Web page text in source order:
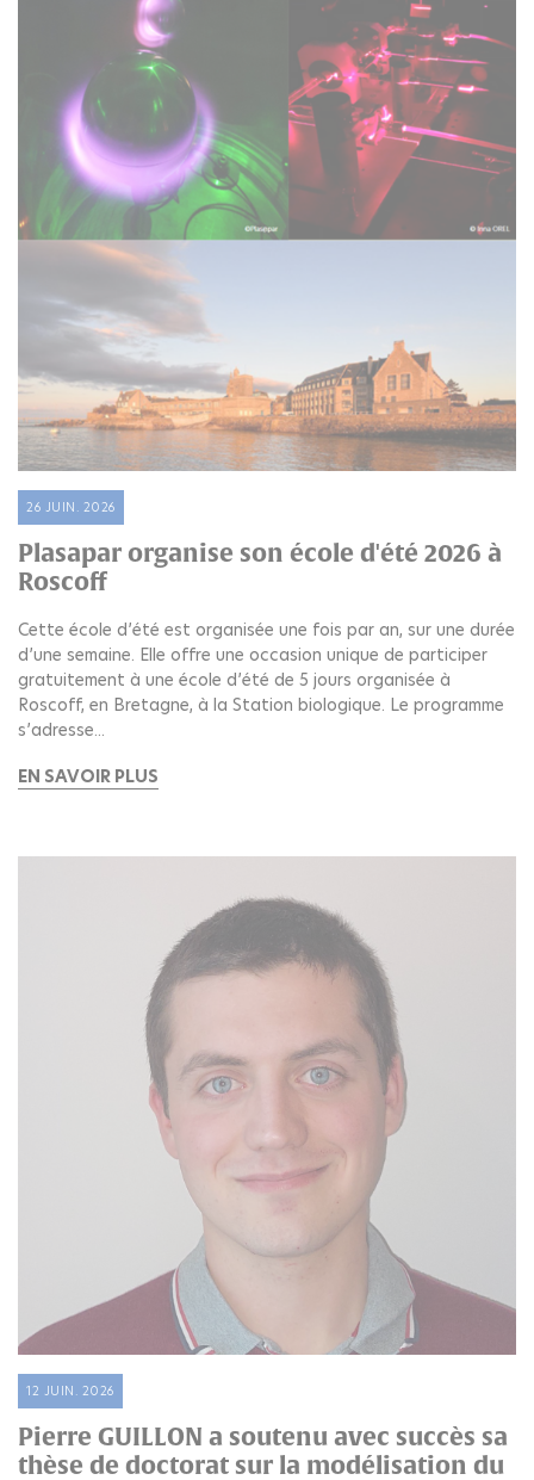
26 JUIN. 2026
Plasapar organise son école d'été 2026 à
Roscoff
Cette école d’été est organisée une fois par an, sur une durée
d’une semaine. Elle offre une occasion unique de participer
gratuitement à une école d’été de 5 jours organisée à
Roscoff, en Bretagne, à la Station biologique. Le programme
s’adresse...
EN SAVOIR PLUS
12 JUIN. 2026
Pierre GUILLON a soutenu avec succès sa
thèse de doctorat sur la modélisation du